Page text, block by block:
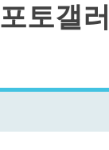
포토갤